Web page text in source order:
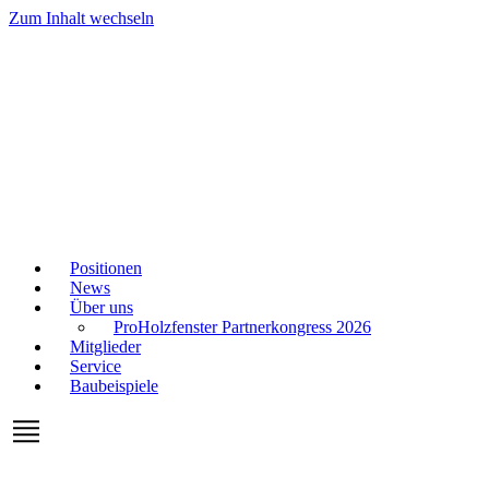
Zum Inhalt wechseln
Positionen
News
Über uns
ProHolzfenster Partnerkongress 2026
Mitglieder
Service
Baubeispiele